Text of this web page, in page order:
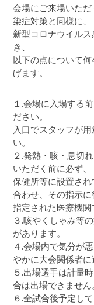
会場にご来場いた
染症対策と同様に、
新型コロナウイル
き、
以下の点について
げます。
１.会場に入場する
ださい。
入口でスタッフが
い。
２.発熱・咳・息切
いただく前に必ず、
保健所等に設置さ
合わせ、その指示に
指定された医療機関
３.咳やくしゃみ等
があります。
４.会場内で気分が
やかに大会関係者に
５.出場選手は計量
合は出場できません
６.全試合後予定し